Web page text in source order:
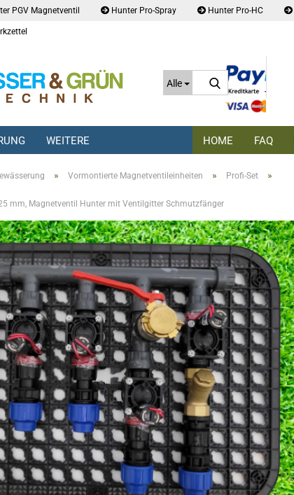
PGV Magnetventil Hunter Pro-Spray Hunter Pro-HC
Alle
Suche...
HOME FAQ
WEITERE
» Vormontierte Magnetventileinheiten » Profi-Set »
mm, Magnetventil Hunter mit Ventilgitter Schmutzfänger